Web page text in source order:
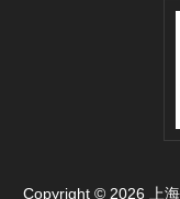
Copyright © 2026 上